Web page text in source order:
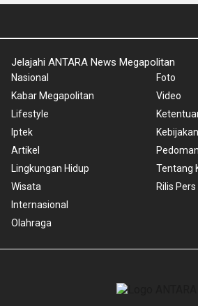
Jelajahi ANTARA News Megapolitan
Nasional
Kabar Megapolitan
Lifestyle
Iptek
Artikel
Lingkungan Hidup
Wisata
Internasional
Olahraga
Foto
Video
Tentang
Rilis Pers